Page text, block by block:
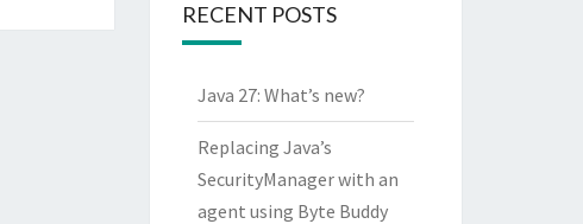
RECENT POSTS
Java 27: What’s new?
Replacing Java’s
SecurityManager with an
agent using Byte Buddy